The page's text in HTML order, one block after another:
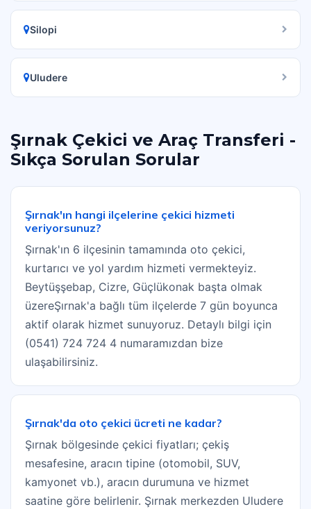
Silopi
Uludere
Şırnak Çekici ve Araç Transferi -
Sıkça Sorulan Sorular
Şırnak'ın hangi ilçelerine çekici hizmeti
veriyorsunuz?
Şırnak'ın 6 ilçesinin tamamında oto çekici,
kurtarıcı ve yol yardım hizmeti vermekteyiz.
Beytüşşebap, Cizre, Güçlükonak başta olmak
üzereŞırnak'a bağlı tüm ilçelerde 7 gün boyunca
aktif olarak hizmet sunuyoruz. Detaylı bilgi için
(0541) 724 724 4 numaramızdan bize
ulaşabilirsiniz.
Şırnak'da oto çekici ücreti ne kadar?
Şırnak bölgesinde çekici fiyatları; çekiş
mesafesine, aracın tipine (otomobil, SUV,
kamyonet vb.), aracın durumuna ve hizmet
saatine göre belirlenir. Şırnak merkezden Uludere